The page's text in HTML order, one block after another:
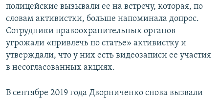
полицейские вызывали ее на встречу, которая, по
словам активистки, больше напоминала допрос.
Сотрудники правоохранительных органов
угрожали «привлечь по статье» активистку и
утверждали, что у них есть видеозаписи ее участия
в несогласованных акциях.
В сентябре 2019 года Дворниченко снова вызвали